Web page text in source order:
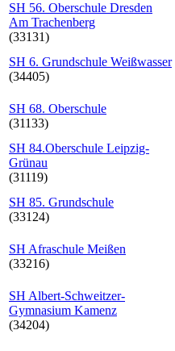
SH 56. Oberschule Dresden
Am Trachenberg
(33131)
SH 6. Grundschule Weißwasser
(34405)
SH 68. Oberschule
(31133)
SH 84.Oberschule Leipzig-
Grünau
(31119)
SH 85. Grundschule
(33124)
SH Afraschule Meißen
(33216)
SH Albert-Schweitzer-
Gymnasium Kamenz
(34204)